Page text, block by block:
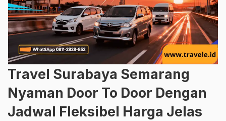
Travel Surabaya Semarang
Nyaman Door To Door Dengan
Jadwal Fleksibel Harga Jelas